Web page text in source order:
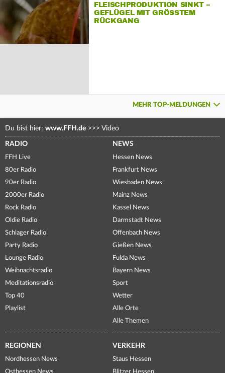
FLEISCHPRODUKTION SINKT –
GEFLÜGEL MIT GRÖSSTEM R
ÜCKGANG
MEHR TOP-MELDUNGEN
Du bist hier: www.FFH.de >>> Video
RADIO
FFH Live
80er Radio
90er Radio
2000er Radio
Rock Radio
Oldie Radio
Schlager Radio
Party Radio
Lounge Radio
Weihnachtsradio
Meditationsradio
Top 40
Playlist
NEWS
Hessen News
Frankfurt News
Wiesbaden News
Mainz News
Kassel News
Darmstadt News
Offenbach News
Gießen News
Fulda News
Bayern News
Sport
Wetter
Alle Orte
Alle Themen
REGIONEN
Nordhessen News
Osthessen News
VERKEHR
Staus Hessen
Blitzer Hessen